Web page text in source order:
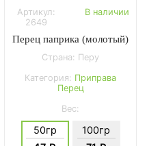
Артикул:
2649
В наличии
Перец паприка (молотый)
Страна: Перу
Категория: Приправа
Перец
Вес:
50гр
100гр